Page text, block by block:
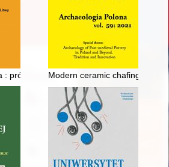
: próba zmiany ładu politycznego I RP -
Modern ceramic chafing